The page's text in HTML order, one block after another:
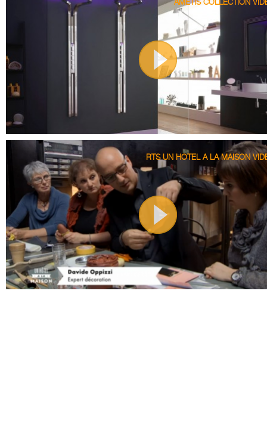
AMETIS COLLECTION
RTS UN HOTEL A LA MAISON